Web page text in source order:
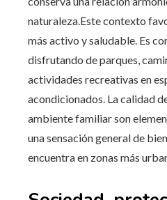
naturaleza.Este contexto
más activo y saludable. Es
disfrutando de parques,
actividades recreativas en
acondicionados. La calidad
ambiente familiar son
una sensación general de
encuentra en zonas más